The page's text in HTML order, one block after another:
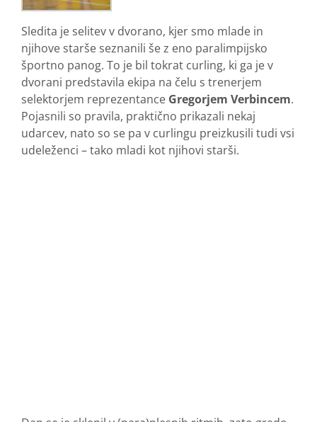
Sledita je selitev v dvorano, kjer smo mlade in
njihove starše seznanili še z eno paralimpijsko
športno panog. To je bil tokrat curling, ki ga je v
dvorani predstavila ekipa na čelu s trenerjem
selektorjem reprezentance Gregorjem Verbincem.
Pojasnili so pravila, praktično prikazali nekaj
udarcev, nato so se pa v curlingu preizkusili tudi vsi
udeleženci – tako mladi kot njihovi starši.